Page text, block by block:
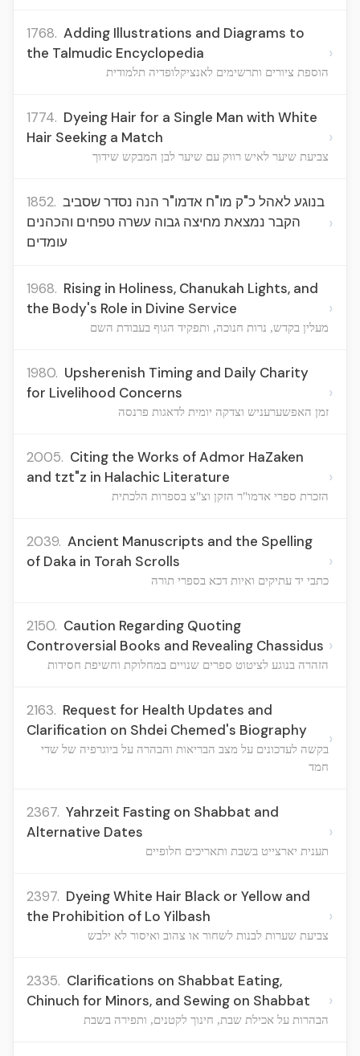
1768. Adding Illustrations and Diagrams to
the Talmudic Encyclopedia
הוספת ציורים ותרשימים לאנציקלופדיה תלמודית
›
1774. Dyeing Hair for a Single Man with White
Hair Seeking a Match
צביעת שיער לאיש רווק עם שיער לבן המבקש שידוך
›
1852.
הקבר נמצאת מחיצה גבוה עשרה טפחים והכהנים
עומדים
›
1968. Rising in Holiness, Chanukah Lights, and
the Body's Role in Divine Service
מעלין בקדש, נרות חנוכה, ותפקיד הגוף בעבודת השם
›
1980. Upsherenish Timing and Daily Charity
for Livelihood Concerns
זמן האפשערעניש וצדקה יומית לדאגות פרנסה
›
2005. Citing the Works of Admor HaZaken
and tzt"z in Halachic Literature
הזכרת ספרי אדמו"ר הזקן וצ"צ בספרות הלכתית
›
2039. Ancient Manuscripts and the Spelling
of Daka in Torah Scrolls
כתבי יד עתיקים ואיות דכא בספרי תורה
›
2150. Caution Regarding Quoting
Controversial Books and Revealing Chassidus
הזהרה בנוגע לציטוט ספרים שנויים במחלוקת וחשיפת חסידות
›
2163. Request for Health Updates and
Clarification on Shdei Chemed's Biography
בקשה לעדכונים על מצב הבריאות והבהרה על ביוגרפיה של שדי
חמד
›
2367. Yahrzeit Fasting on Shabbat and
Alternative Dates
תענית יארצייט בשבת ותאריכים חלופיים
›
2397. Dyeing White Hair Black or Yellow and
the Prohibition of Lo Yilbash
צביעת שערות לבנות לשחור או צהוב ואיסור לא ילבש
›
2335. Clarifications on Shabbat Eating,
Chinuch for Minors, and Sewing on Shabbat
הבהרות על אכילת שבת, חינוך לקטנים, ותפירה בשבת
›